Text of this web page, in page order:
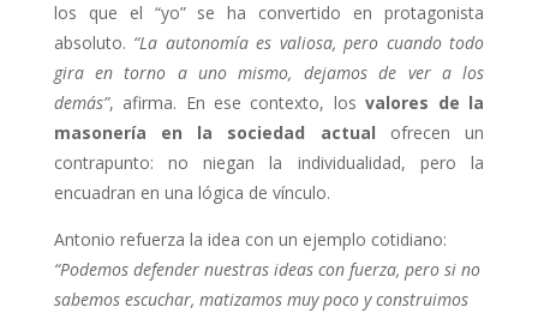
los que el “yo” se ha convertido en protagonista
absoluto. “La autonomía es valiosa, pero cuando todo
gira en torno a uno mismo, dejamos de ver a los
demás”, afirma. En ese contexto, losvalores de la
masonería en la sociedad actual ofrecen un
contrapunto: no niegan la individualidad, pero la
encuadran en una lógica de vínculo.
Antonio refuerza la idea con un ejemplo cotidiano:
“Podemos defender nuestras ideas con fuerza, pero si no
sabemos escuchar, matizamos muy poco y construimos